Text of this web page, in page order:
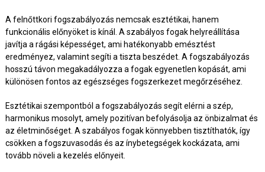
A felnőttkori fogszabályozás nemcsak esztétikai, hanem
funkcionális előnyöket is kínál. A szabályos fogak helyreállítása
javítja a rágási képességet, ami hatékonyabb emésztést
eredményez, valamint segíti a tiszta beszédet. A fogszabályozás
hosszú távon megakadályozza a fogak egyenetlen kopását, ami
különösen fontos az egészséges fogszerkezet megőrzéséhez.
Esztétikai szempontból a fogszabályozás segít elérni a szép,
harmonikus mosolyt, amely pozitívan befolyásolja az önbizalmat és
az életminőséget. A szabályos fogak könnyebben tisztíthatók, így
csökken a fogszuvasodás és az ínybetegségek kockázata, ami
tovább növeli a kezelés előnyeit.